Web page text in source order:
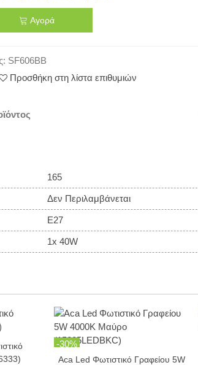
Αγορά
SF606BB
Προσθήκη στη λίστα επιθυμιών
165
Δεν Περιλαμβάνεται
E27
1x 40W
-30%
Aca Led Φωτιστικό Γραφείου 5W